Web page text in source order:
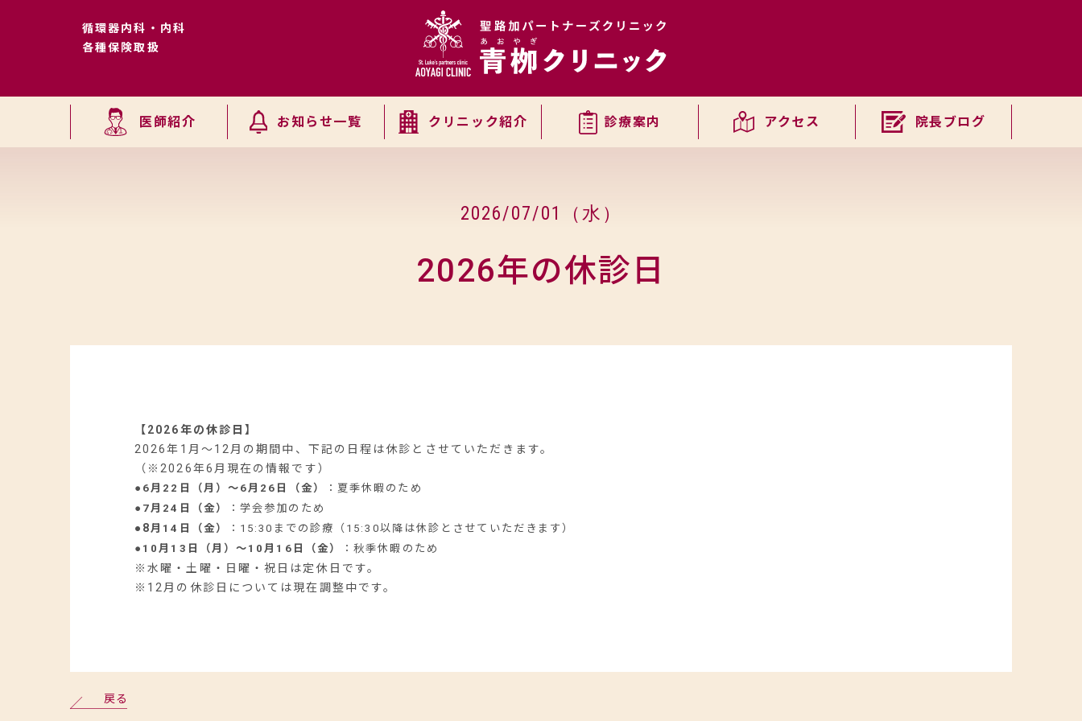
循環器内科・内科
各種保険取扱
医師紹介 お知らせ一覧 クリニック紹介 診療案内 アクセス 院長ブログ
2026/07/01（水）
2026年の休診日
【2026年の休診日】
2026年1月～12月の期間中、下記の日程は休診とさせていただきます。
（※2026年6月現在の情報です）
● 6月22日（月）～6月26日（金）
：夏季休暇のため
● 7月24日（金） ：学会参加のため
● 8月14日（金） ：15:30までの診療（ 15:30以降は休診とさせていただきます）
● 10月13日（月）～10月16日（金） ：秋季休暇のため
※水曜・土曜・日曜・祝日は定休日です。
※12月の休診日については現在調整中です。
戻る